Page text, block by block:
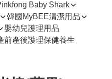
Baby Shark
韓國MyBEE清潔用品
嬰幼兒護理用品
前產後護理保健養生